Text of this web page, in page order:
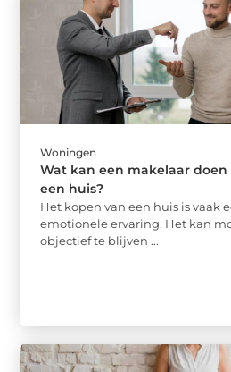
Woningen
Wat kan een makelaar doen
een huis?
Het kopen van een huis is vaak
emotionele ervaring. Het kan
objectief te blijven ...